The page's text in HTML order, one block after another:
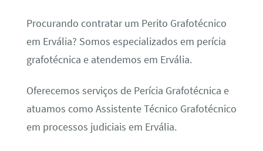
Procurando contratar um Perito Grafotécnico
em Ervália? Somos especializados em perícia
grafotécnica e atendemos em Ervália.
Oferecemos serviços de Perícia Grafotécnica e
atuamos como Assistente Técnico Grafotécnico
em processos judiciais em Ervália.